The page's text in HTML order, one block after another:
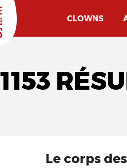
CLOWNS
1153
Le corps